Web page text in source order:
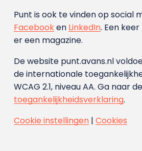
Punt is ook te vinden op social
Facebooken LinkedIn. Een
er een magazine.
De website punt.avans.nl
de internationale
WCAG 2.1, niveau AA. Ga naar de
toegankelijkheidsverklaring.
Cookie instellingen| Cookies